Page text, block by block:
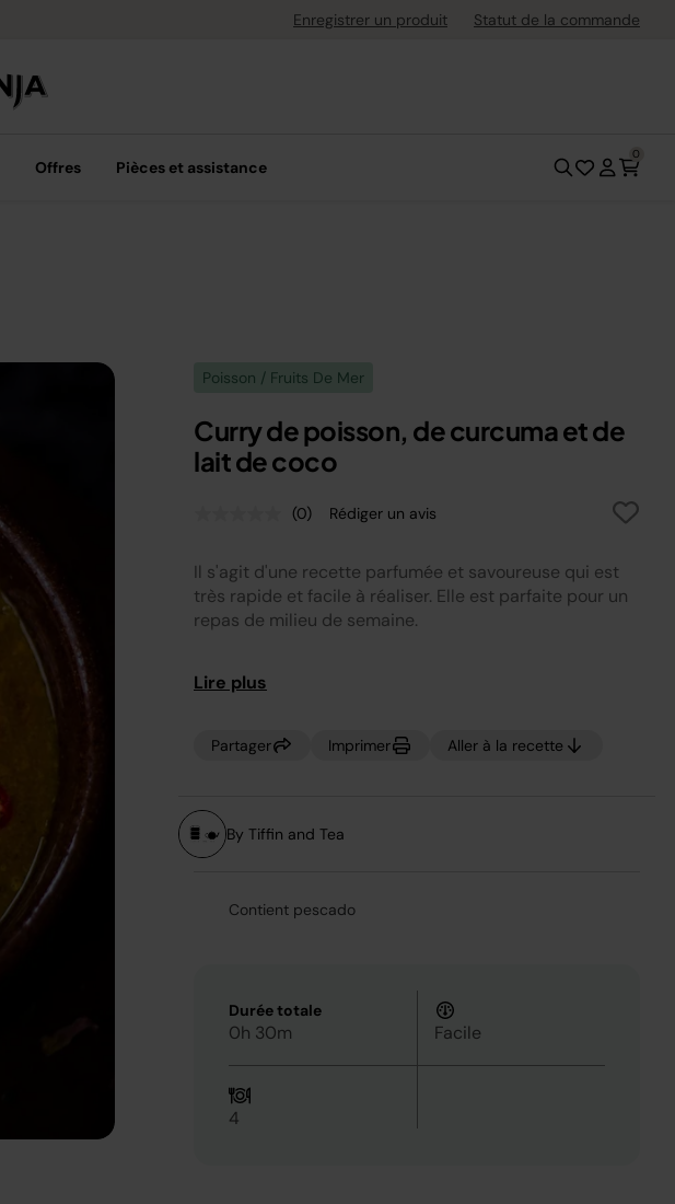
Livraison gratuite dès 40 € d'achatEnregistrer un produit Statut de la commande
Offres Pièces et assistance
0
Poisson / Fruits De Mer
Curry de poisson, de curcuma et de
lait de coco
Aucune
notation.
Lien
sur
la
(0) Rédiger un avis
Il s'agit d'une recette parfumée et savoureuse qui est
très rapide et facile à réaliser. Elle est parfaite pour un
repas de milieu de semaine.
Lire plus
Partager Imprimer Aller à la recette
By Tiffin and Tea
Contient pescado
Durée totale
0h 30m Facile
4